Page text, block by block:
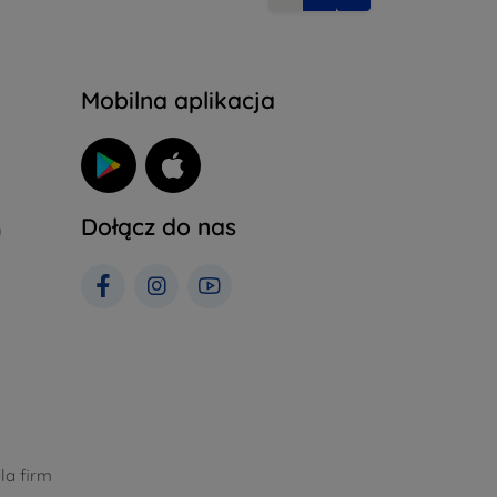
firm
Mobilna aplikacja
Dołącz do nas